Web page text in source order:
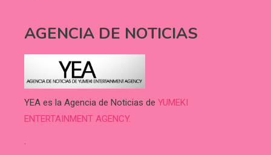
AGENCIA DE NOTICIAS
YEA es la Agencia de Noticias de YUMEKI
ENTERTAINMENT AGENCY.
.